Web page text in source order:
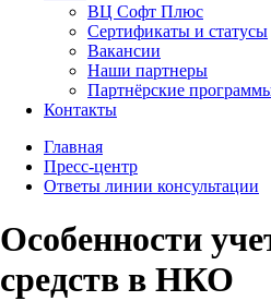
ВЦ Софт Плюс
Сертификаты и статусы
Вакансии
Наши партнеры
Партнёрские
Контакты
Главная
Пресс-центр
Ответы линии консультации
Особенности
средств в НКО